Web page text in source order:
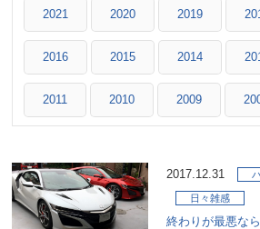
2021 2020 2019
2016 2015 2014
2011 2010 2009
2017.12.31
日々雑感
終わりが最悪なら